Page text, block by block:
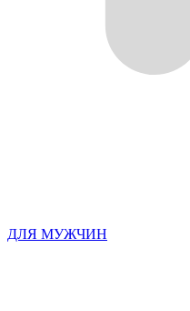
ДЛЯ МУЖЧИН